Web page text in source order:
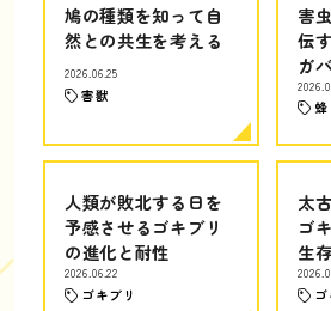
鳩の種類を知って自
然との共生を考える
2026.06.25
害獣
害
伝
ガ
蜂
人類が敗北する日を
予感させるゴキブリ
の進化と耐性
2026.06.22
ゴキブリ
太
ゴ
生
ゴ